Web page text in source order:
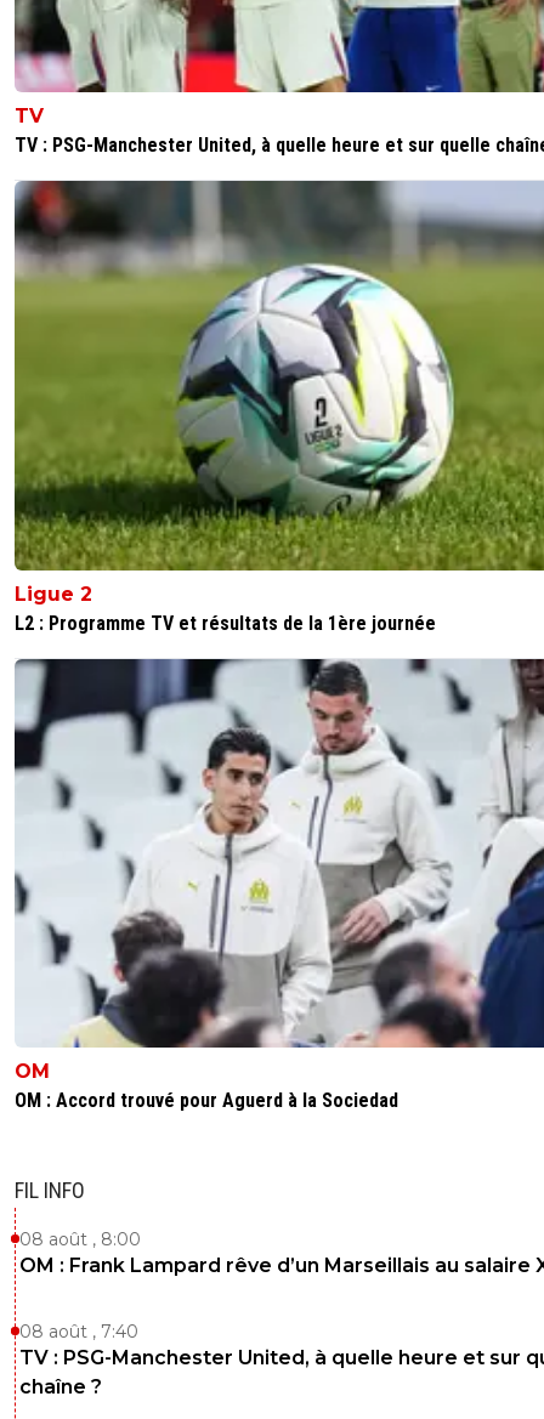
TV
TV : PSG-Manchester United, à quelle heure et sur quelle
Ligue 2
L2 : Programme TV et résultats de la 1ère journée
OM
OM : Accord trouvé pour Aguerd à la Sociedad
FIL INFO
08 août , 8:00
OM : Frank Lampard rêve d’un Marseillais au salaire
08 août , 7:40
TV : PSG-Manchester United, à quelle heure et sur
chaîne ?